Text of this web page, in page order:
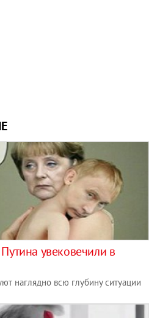
увековечили в
наглядно всю глубину ситуации